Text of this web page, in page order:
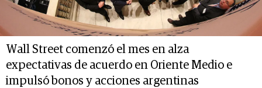
Wall Street comenzó el mes en alza
expectativas de acuerdo en Oriente Medio e
impulsó bonos y acciones argentinas